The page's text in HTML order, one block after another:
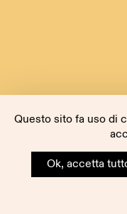
Questo sito fa uso di
Ok, accetta